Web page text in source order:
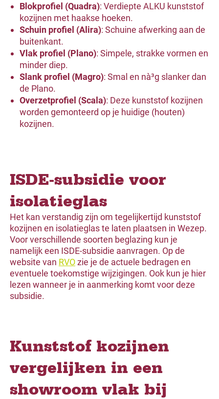
Blokprofiel (Quadra): Verdiepte ALKU kunststof
kozijnen met haakse hoeken.
Schuin profiel (Alira): Schuine afwerking aan de
buitenkant.
Vlak profiel (Plano): Simpele, strakke vormen en
minder diep.
Slank profiel (Magro): Smal en nà³g slanker dan
de Plano.
Overzetprofiel (Scala): Deze kunststof kozijnen
worden gemonteerd op je huidige (houten)
kozijnen.
ISDE-subsidie voor
isolatieglas
Het kan verstandig zijn om tegelijkertijd kunststof
kozijnen en isolatieglas te laten plaatsen in Wezep.
Voor verschillende soorten beglazing kun je
namelijk een ISDE-subsidie aanvragen. Op de
website van RVOzie je de actuele bedragen en
eventuele toekomstige wijzigingen. Ook kun je hier
lezen wanneer je in aanmerking komt voor deze
subsidie.
Kunststof kozijnen
vergelijken in een
showroom vlak bij